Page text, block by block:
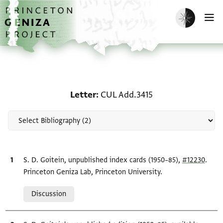
Skip to main content
home
Enable dark
Letter CUL Add.3415
Bibliographic citation
S. D. Goitein, unpublished index cards (1950–85), #12230.
Princeton Geniza Lab, Princeton University.
Discussion